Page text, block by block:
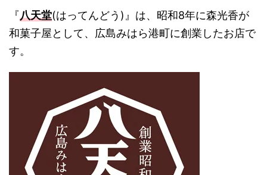
『八天堂(はってんどう)』は、昭和8年に森光香が
和菓子屋として、広島みはら港町に創業したお店で
す。